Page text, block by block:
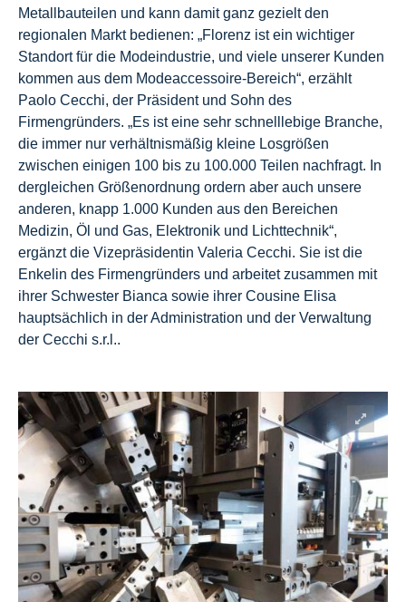
Metallbauteilen und kann damit ganz gezielt den
regionalen Markt bedienen: „Florenz ist ein wichtiger
Standort für die Modeindustrie, und viele unserer Kunden
kommen aus dem Modeaccessoire-Bereich“, erzählt
Paolo Cecchi, der Präsident und Sohn des
Firmengründers. „Es ist eine sehr schnelllebige Branche,
die immer nur verhältnismäßig kleine Losgrößen
zwischen einigen 100 bis zu 100.000 Teilen nachfragt. In
dergleichen Größenordnung ordern aber auch unsere
anderen, knapp 1.000 Kunden aus den Bereichen
Medizin, Öl und Gas, Elektronik und Lichttechnik“,
ergänzt die Vizepräsidentin Valeria Cecchi. Sie ist die
Enkelin des Firmengründers und arbeitet zusammen mit
ihrer Schwester Bianca sowie ihrer Cousine Elisa
hauptsächlich in der Administration und der Verwaltung
der Cecchi s.r.l..